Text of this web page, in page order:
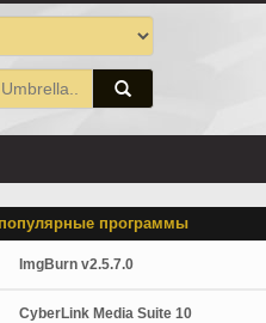
программы
ImgBurn v2.5.7.0
CyberLink Media Suite 10